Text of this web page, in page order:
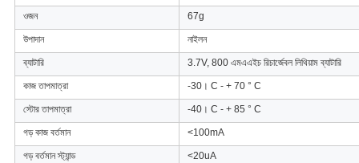
ওজন 67g
উপাদান নাইলন
ব্যাটারি 3.7V, 800 এমএএইচ রিচার্জেবল লিথিয়াম ব্যাটারি
কাজ তাপমাত্রা -30। C - + 70 ° C
স্টোর তাপমাত্রা -40। C - + 85 ° C
গড় কাজ বর্তমান <100mA
গড় বর্তমান স্ট্যান্ড <20uA